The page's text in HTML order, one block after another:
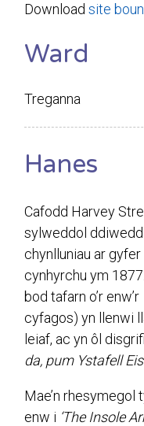
Downloadsite
Ward
Treganna
Hanes
Cafodd Harvey
sylweddol
chynlluniau ar
cynhyrchu ym
bod tafarn o’r enw’r
cyfagos) yn llenwi
leiaf, ac yn ôl
da, pum Ystafell
Mae’n
enw i ‘The Insole